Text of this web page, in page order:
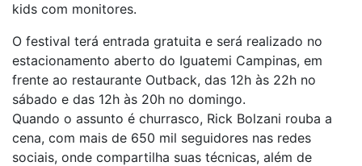
kids com monitores.
O festival terá entrada gratuita e será realizado no
estacionamento aberto do Iguatemi Campinas, em
frente ao restaurante Outback, das 12h às 22h no
sábado e das 12h às 20h no domingo.
Quando o assunto é churrasco, Rick Bolzani rouba a
cena, com mais de 650 mil seguidores nas redes
sociais, onde compartilha suas técnicas, além de